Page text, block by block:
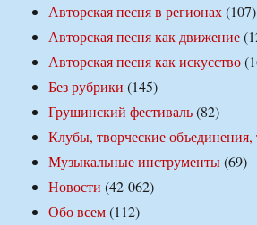
Авторская песня в регионах(107)
Авторская песня как движение
Авторская песня как искусство
Без рубрики (145)
Грушинский фестиваль(82)
Клубы, творческие объединения,
Музыкальные инструменты(69)
Новости (42 062)
Обо всем(112)